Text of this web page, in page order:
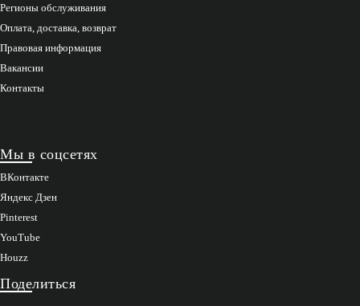
Регионы обслуживания
Оплата, доставка, возврат
Правовая информация
Вакансии
Контакты
Мы в соцсетях
ВКонтакте
Яндекс Дзен
Pinterest
YouTube
Houzz
Поделиться